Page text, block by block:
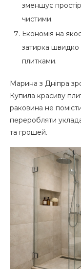
зменшує
чистими.
Економія на
затирка швидко
плитками.
Марина з Дніпра
Купила красиву
раковина не
переробляти
та грошей.